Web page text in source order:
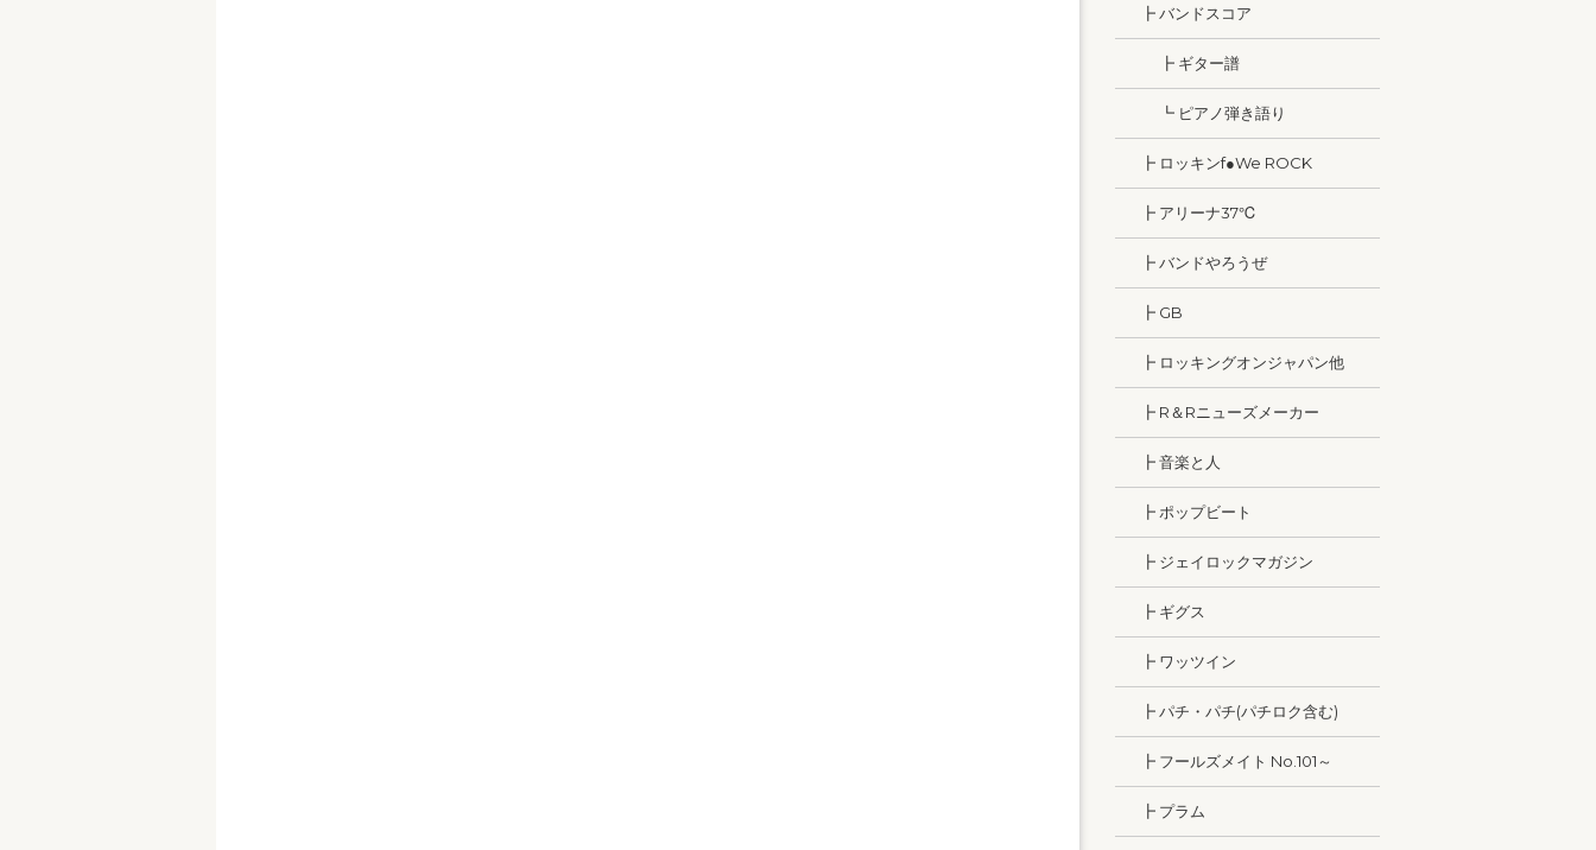
┣ バンドスコア
┣ ギター譜
┗ ピアノ弾き語り
┣ ロッキンf●We ROCK
┣ アリーナ37℃
┣ バンドやろうぜ
┣ GB
┣ ロッキングオンジャパン他
┣ R＆Rニューズメーカー
┣ 音楽と人
┣ ポップビート
┣ ジェイロックマガジン
┣ ギグス
┣ ワッツイン
┣ パチ・パチ(パチロク含む)
┣ フールズメイト No.101～
┣ プラム